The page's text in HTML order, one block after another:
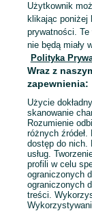
Mapa kategorii
Mapa miejscowości
Mapa ministron
Popularne
Użytkownik
klikając poniżej
prywatności.
nie będą miały
Polityka
Wraz z
zapewnienia:
Użycie
skanowanie
Rozumienie
różnych
dostęp do nich.
usług.
profili w celu
ograniczonych
ograniczonych
treści.